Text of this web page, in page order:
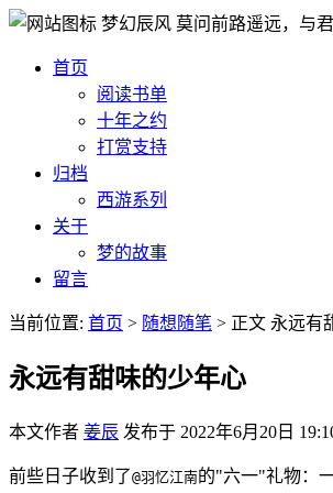
梦幻辰风 莫问前路遥远，与
首页
阅读书单
十年之约
打赏支持
归档
西游系列
关于
梦的故事
留言
当前位置: 首页 > 随想随笔 > 正文 永远有
永远有甜味的少年心
本文作者 姜辰 发布于 2022年6月20日
前些日子收到了@羽忆江南的"六一"礼物：